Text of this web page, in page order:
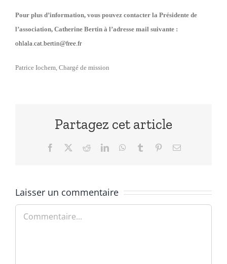
Pour plus d’information, vous pouvez contacter la Présidente de
l’association, Catherine Bertin à l’adresse mail suivante :
ohlala.cat.bertin@free.fr
Patrice Iochem, Chargé de mission
Partagez cet article
Facebook RedditLinkedInWhatsApp
Tumblr PinterestEmail
Laisser un commentaire
Commentaire